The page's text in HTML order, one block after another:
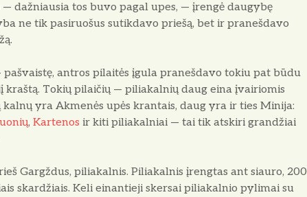
dažniausia tos buvo pagal upes, — įrengė daugybę
ne tik pasiruošus sutikdavo priešą, bet ir pranešdavo
antros pilaitės įgula pranešdavo tokiu pat būdu
Tokių pilaičių — piliakalnių daug eina įvairiomis
yra Akmenės upės krantais, daug yra ir ties Minija:
, Kartenos ir kiti piliakalniai — tai tik atskiri grandžiai
Gargždus, piliakalnis. Piliakalnis įrengtas ant siauro, 200
skardžiais. Keli einantieji skersai pilia­kalnio pylimai su